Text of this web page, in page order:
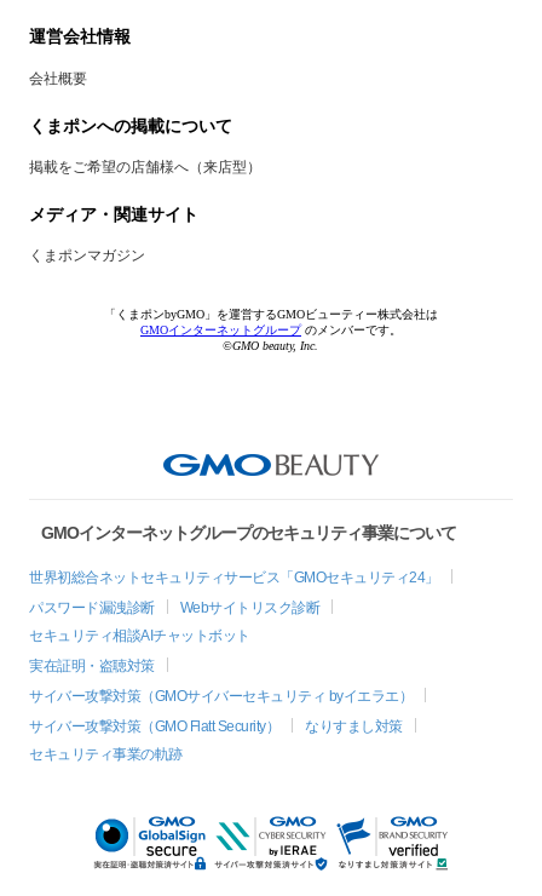
運営会社情報
会社概要
くまポンへの掲載について
掲載をご希望の店舗様へ（来店型）
メディア・関連サイト
くまポンマガジン
「くまポンbyGMO」を運営するGMOビューティー株式会社は
GMOインターネットグループのメンバーです。
©GMO beauty, Inc.
GMOインターネットグループのセキュリティ事業について
世界初総合ネットセキュリティサービス「GMOセキュリティ24」
パスワード漏洩診断
Webサイトリスク診断
セキュリティ相談AIチャットボット
実在証明・盗聴対策
サイバー攻撃対策（GMOサイバーセキュリティ byイエラエ）
サイバー攻撃対策（GMO Flatt Security）
なりすまし対策
セキュリティ事業の軌跡